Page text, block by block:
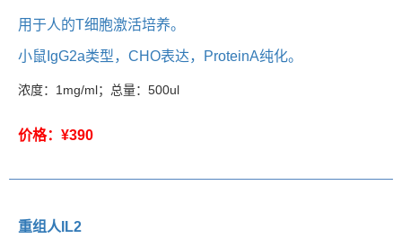
用于人的T细胞激活培养。
小鼠IgG2a类型，CHO表达，ProteinA纯化。
浓度： 1mg/ml；总量：500ul
价格：¥390
重组人IL2